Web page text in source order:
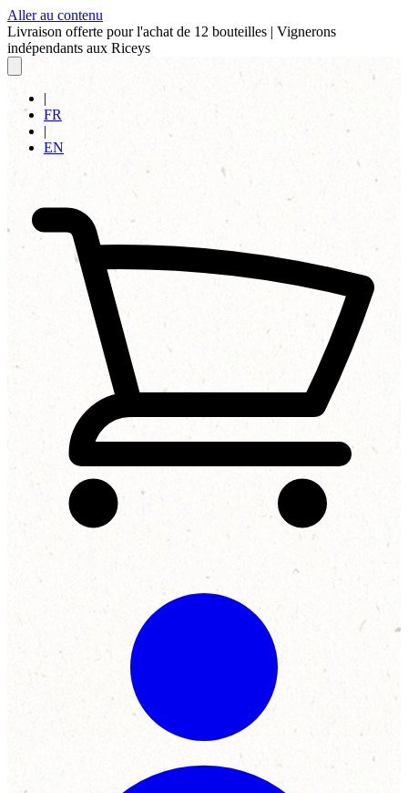
Aller au contenu
Livraison offerte pour l'achat de 12 bouteilles | Vignerons
indépendants aux Riceys
|
FR
|
EN